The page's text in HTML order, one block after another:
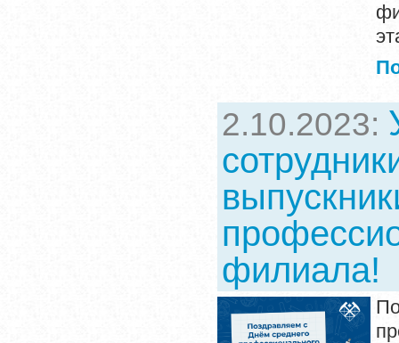
2.10.2023:
филиала!